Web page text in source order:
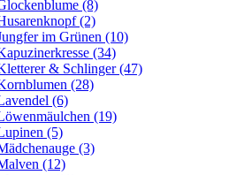
(8)
(2)
im Grünen (10)
(34)
& Schlinger (47)
(28)
(6)
(19)
(5)
(3)
(12)